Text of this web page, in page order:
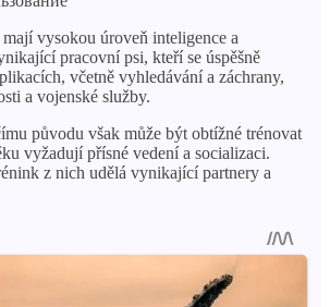
vysokou úroveň inteligence a
pracovní psi, kteří se úspěšně
včetně vyhledávání a záchrany,
a vojenské služby.
původu však může být obtížné trénovat
vyžadují přísné vedení a socializaci.
z nich udělá vynikající partnery a